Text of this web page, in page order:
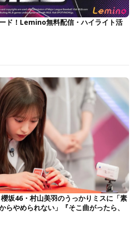
ド！Lemino無料配信・ハイライト活
坂46・村山美羽のうっかりミスに「素
らやめられない」『そこ曲がったら、